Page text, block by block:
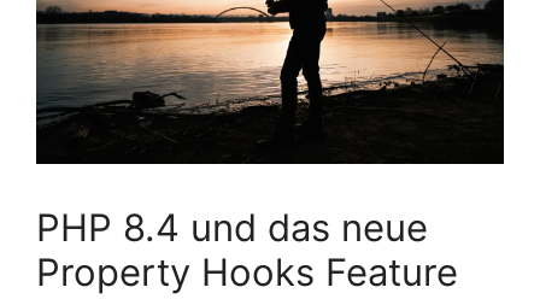
PHP 8.4 und das neue
Property Hooks Feature